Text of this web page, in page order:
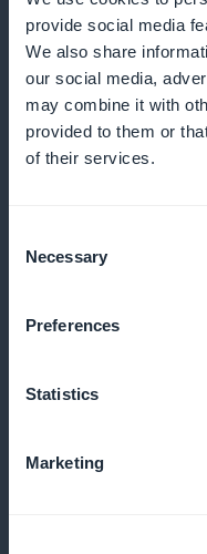
provide social media
We also share
our social media,
may combine it with
provided to them or
of their services.
Selection
Necessary
Preferences
Statistics
Marketing
Tarkka analyysi
Seuraa
käyttäjien
parantaa sisältöäsi
Mainoswidget
Käytä widgettejä
Ei provisiota